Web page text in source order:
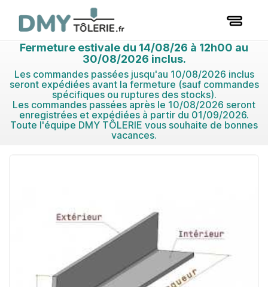
Fermeture estivale du 14/08/26 à 12h00 au
30/08/2026 inclus.
Les commandes passées jusqu'au 10/08/2026 inclus
seront expédiées avant la fermeture (sauf commandes
spécifiques ou ruptures des stocks).
Les commandes passées après le 10/08/2026 seront
enregistrées et expédiées à partir du 01/09/2026.
Toute l'équipe DMY TÔLERIE vous souhaite de bonnes
vacances.